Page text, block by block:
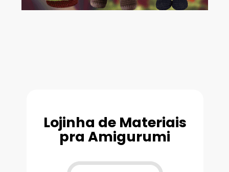
Lojinha de Materiais
pra Amigurumi